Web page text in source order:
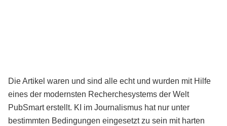
Die Artikel waren und sind alle echt und wurden mit Hilfe
eines der modernsten Recherchesystems der Welt
PubSmart erstellt. KI im Journalismus hat nur unter
bestimmten Bedingungen eingesetzt zu sein mit harten